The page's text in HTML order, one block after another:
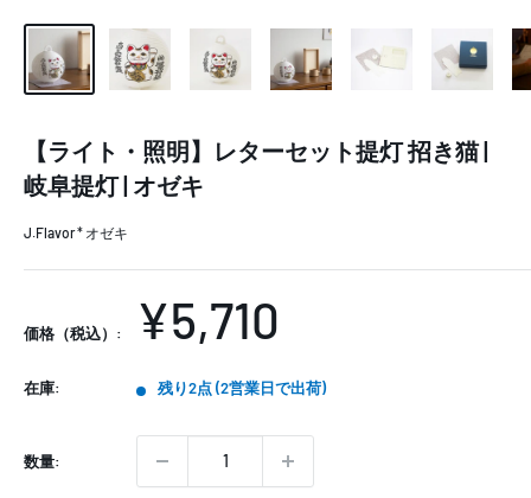
【ライト・照明】レターセット提灯 招き猫 |
岐阜提灯 | オゼキ
J.Flavor * オゼキ
価格（税込）:
販
売
格
¥5,710
在庫: 残り2点 (2営業日で出荷)
数量: